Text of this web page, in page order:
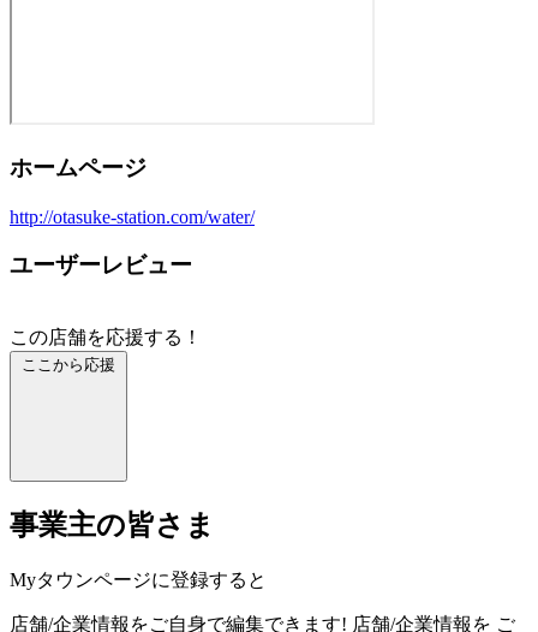
ホームページ
http://otasuke-station.com/water/
ユーザーレビュー
この店舗を応援する！
ここから応援
事業主の皆さま
Myタウンページに登録すると
店舗/企業情報をご自身で編集できます! 店舗/企業情報を ご